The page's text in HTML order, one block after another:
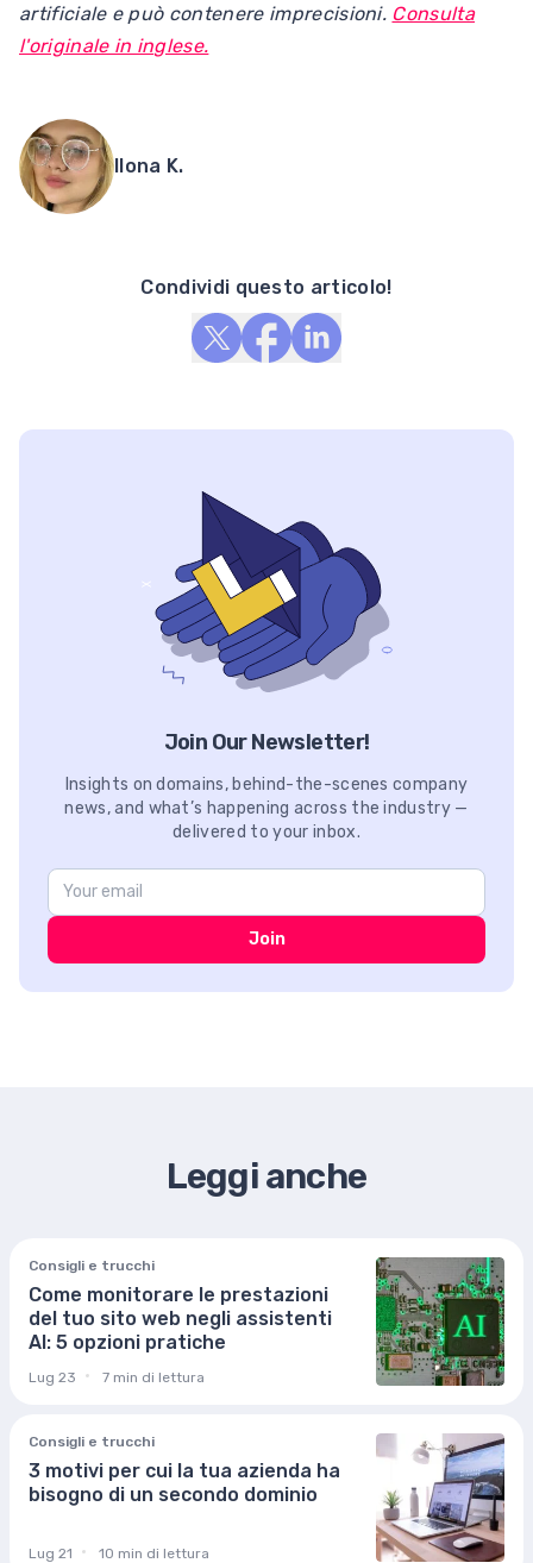
artificiale e può contenere imprecisioni. Consulta
l'originale in inglese.
Ilona K.
Condividi questo articolo!
Join Our Newsletter!
Insights on domains, behind-the-scenes company
news, and what’s happening across the industry —
delivered to your inbox.
Join
Leggi anche
Consigli e trucchi
Come monitorare le prestazioni
del tuo sito web negli assistenti
AI: 5 opzioni pratiche
Lug 23 7 min di lettura
Consigli e trucchi
3 motivi per cui la tua azienda ha
bisogno di un secondo dominio
Lug 21 10 min di lettura